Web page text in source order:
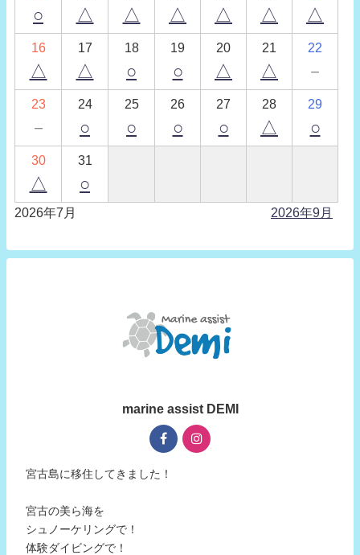
○ △ △ △ △ △ △
16
△
17
△
18
○
19
○
20
△
21
△
22
－
23
－
24
○
25
○
26
○
27
○
28
△
29
○
30
△
31
○
2026年7月 2026年9月
marine assist DEMI
宮古島に移住してきました！
宮古の美ら海を
シュノーケリングで！
体験ダイビングで！